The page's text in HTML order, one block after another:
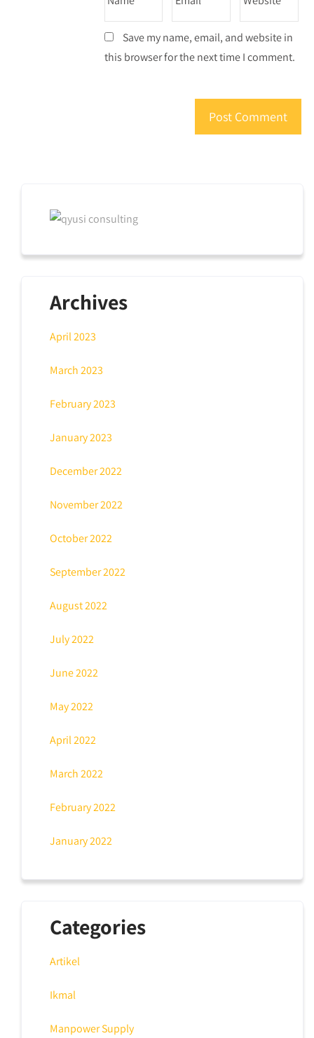
Save my name, email, and website in
this browser for the next time I comment.
Archives
April 2023
March 2023
February 2023
January 2023
December 2022
November 2022
October 2022
September 2022
August 2022
July 2022
June 2022
May 2022
April 2022
March 2022
February 2022
January 2022
Categories
Artikel
Ikmal
Manpower Supply